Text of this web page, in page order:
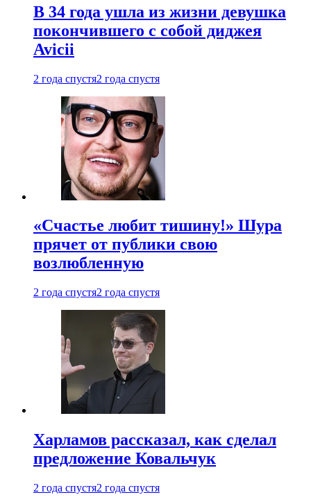
В 34 года ушла из жизни девушка
покончившего с собой диджея
Avicii
2 года спустя2 года спустя
«Счастье любит тишину!» Шура
прячет от публики свою
возлюбленную
2 года спустя2 года спустя
Харламов рассказал, как сделал
предложение Ковальчук
2 года спустя2 года спустя